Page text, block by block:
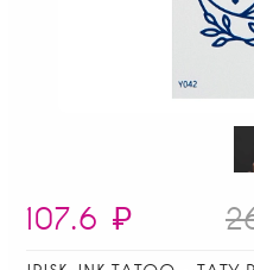
107.6 ₽